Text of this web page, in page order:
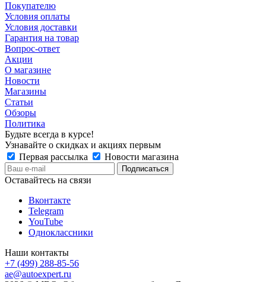
Покупателю
Условия оплаты
Условия доставки
Гарантия на товар
Вопрос-ответ
Акции
О магазине
Новости
Магазины
Статьи
Обзоры
Политика
Будьте всегда в курсе!
Узнавайте о скидках и акциях первым
Первая рассылка
Новости магазина
Оставайтесь на связи
Вконтакте
Telegram
YouTube
Одноклассники
Наши контакты
+7 (499) 288-85-56
ae@autoexpert.ru